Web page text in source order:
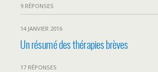
9 RÉPONSES
14 JANVIER 2016
Un résumé des thérapies brèves
17 RÉPONSES